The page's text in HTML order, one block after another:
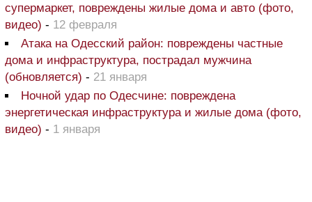
супермаркет, повреждены жилые дома и авто (фото,
видео) - 12 февраля
Атака на Одесский район: повреждены частные
дома и инфраструктура, пострадал мужчина
(обновляется) - 21 января
Ночной удар по Одесчине: повреждена
энергетическая инфраструктура и жилые дома (фото,
видео) - 1 января